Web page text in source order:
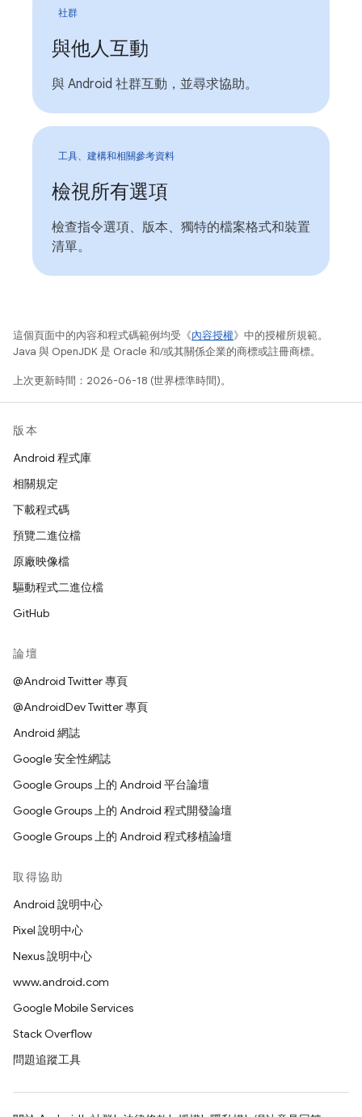
社群
與他人互動
與 Android 社群互動，並尋求協助。
工具、建構和相關參考資料
檢視所有選項
檢查指令選項、版本、獨特的檔案格式和裝置
清單。
這個頁面中的內容和程式碼範例均受《內容授權》中的授權所規範。
Java 與 OpenJDK 是 Oracle 和/或其關係企業的商標或註冊商標。
上次更新時間：2026-06-18 (世界標準時間)。
版本
Android 程式庫
相關規定
下載程式碼
預覽二進位檔
原廠映像檔
驅動程式二進位檔
GitHub
論壇
@Android Twitter 專頁
@AndroidDev Twitter 專頁
Android 網誌
Google 安全性網誌
Google Groups 上的 Android 平台論壇
Google Groups 上的 Android 程式開發論壇
Google Groups 上的 Android 程式移植論壇
取得協助
Android 說明中心
Pixel 說明中心
Nexus 說明中心
www.android.com
Google Mobile Services
Stack Overflow
問題追蹤工具